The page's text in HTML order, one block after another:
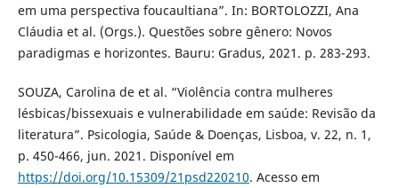
em uma perspectiva foucaultiana”. In: BORTOLOZZI, Ana
Cláudia et al. (Orgs.). Questões sobre gênero: Novos
paradigmas e horizontes. Bauru: Gradus, 2021. p. 283-293.
SOUZA, Carolina de et al. “Violência contra mulheres
lésbicas/bissexuais e vulnerabilidade em saúde: Revisão da
literatura”. Psicologia, Saúde & Doenças, Lisboa, v. 22, n. 1,
p. 450-466, jun. 2021. Disponível em
https://doi.org/10.15309/21psd220210. Acesso em